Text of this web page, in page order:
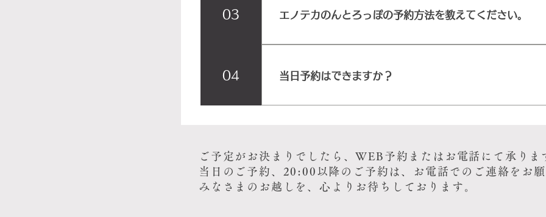
いますが、特に週末などはご予約をおすすめしておりま
がお決まりでしたら、こちらからどうぞ 当日・お急ぎの
03 エノテカのんとろっぽの予約方法を教えてください。
WEB予約とお電話でご予約いただけます。 ちいさなレ
名様以上のご予約は、 お電話にて承っております。 ご
ーズです。
04 当日予約はできますか？
はい。当日のご予約はお電話にて承っております。営業
電話でのご予約がスムーズです。
ご予定がお決まりでしたら、WEB予約またはお電話にて承りま
当日のご予約、20:00以降のご予約は、お電話でのご連絡をお願
みなさまのお越しを、心よりお待ちしております。